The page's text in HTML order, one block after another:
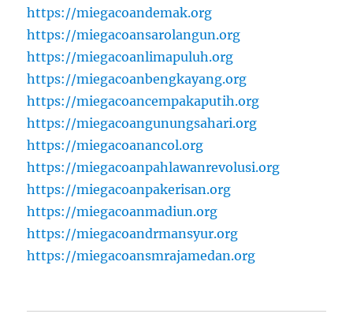
https://miegacoandemak.org
https://miegacoansarolangun.org
https://miegacoanlimapuluh.org
https://miegacoanbengkayang.org
https://miegacoancempakaputih.org
https://miegacoangunungsahari.org
https://miegacoanancol.org
https://miegacoanpahlawanrevolusi.org
https://miegacoanpakerisan.org
https://miegacoanmadiun.org
https://miegacoandrmansyur.org
https://miegacoansmrajamedan.org